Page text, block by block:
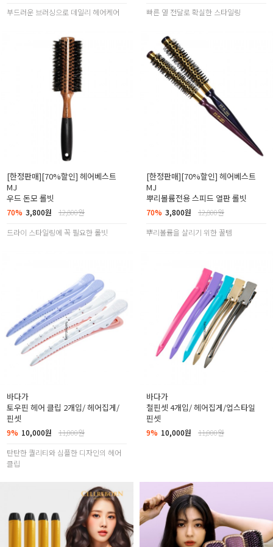
부드러운 브러싱으로 데일리 헤어케어
빠른 열 전달로 확실한 스타일링
[한정판매][70%할인] 헤어베스트
MJ
우드 돈모 롤빗
70% 3,800원
12,800원
드라이 스타일링에 꼭 필요한 롤빗
[한정판매][70%할인] 헤어베스트
MJ
뿌리볼륨전용 스피드 열판 롤빗
70% 3,800원
12,800원
뿌리볼륨을 살리기 위한 꿀템
바다가
토우핀 헤어 클립 2개입/ 헤어집게/
핀셋
9% 10,000원
11,000원
탄탄한 퀄리티와 심플한 디자인의 헤어
클립
바다가
철핀셋 4개입/ 헤어집게/업스타일
핀셋
9% 10,000원 11,000원